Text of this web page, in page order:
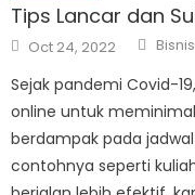
Tips Lancar dan
Posted
on
Oct 24, 2022 Author
Bisnis
Sejak pandemi Covid-
online untuk
berdampak pada
contohnya seperti